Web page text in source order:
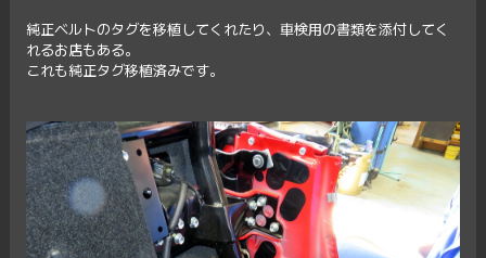
純正ベルトのタグを移植してくれたり、車検用の書類を添付してく
れるお店もある。
これも純正タグ移植済みです。